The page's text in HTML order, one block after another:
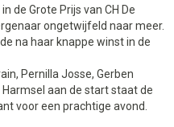
de Grote Prijs van CH De
ongetwijfeld naar meer.
na haar knappe winst in de
Pernilla Josse, Gerben
aan de start staat de
voor een prachtige avond.